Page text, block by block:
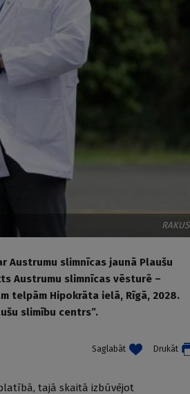
RAKUS
Austrumu slimnīcas jaunā Plaušu
Austrumu slimnīcas vēsturē –
telpām Hipokrāta ielā, Rīgā, 2028.
slimību centrs”.
Saglabāt Drukāt
tajā skaitā izbūvējot